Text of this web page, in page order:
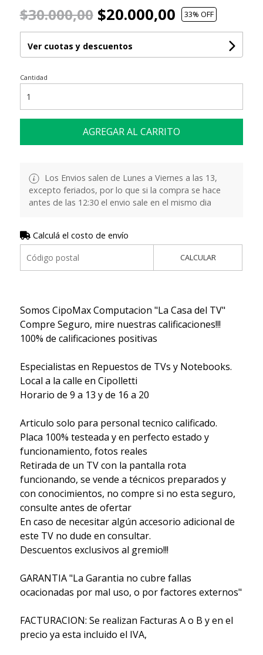
$30.000,00$20.000,00 33% OFF
Ver cuotas y descuentos
Cantidad
AGREGAR AL CARRITO
Los Envios salen de Lunes a Viernes a las 13,
excepto feriados, por lo que si la compra se hace
antes de las 12:30 el envio sale en el mismo dia
Calculá el costo de envío
CALCULAR
Somos CipoMax Computacion "La Casa del TV"
Compre Seguro, mire nuestras calificaciones!!!
100% de calificaciones positivas
Especialistas en Repuestos de TVs y Notebooks.
Local a la calle en Cipolletti
Horario de 9 a 13 y de 16 a 20
Articulo solo para personal tecnico calificado.
Placa 100% testeada y en perfecto estado y
funcionamiento, fotos reales
Retirada de un TV con la pantalla rota
funcionando, se vende a técnicos preparados y
con conocimientos, no compre si no esta seguro,
consulte antes de ofertar
En caso de necesitar algún accesorio adicional de
este TV no dude en consultar.
Descuentos exclusivos al gremio!!!
GARANTIA "La Garantia no cubre fallas
ocacionadas por mal uso, o por factores externos"
FACTURACION: Se realizan Facturas A o B y en el
precio ya esta incluido el IVA,